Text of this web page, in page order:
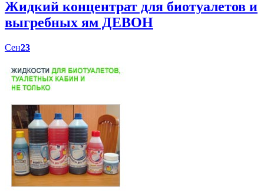
Жидкий концентрат для биотуалетов и
выгребных ям ДЕВОН
Сен23